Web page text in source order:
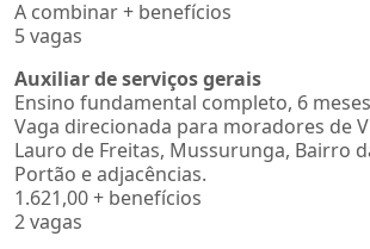
A combinar + benefícios
5 vagas
Auxiliar de serviços gerais
Ensino fundamental completo, 6
Vaga direcionada para moradores de
Lauro de Freitas, Mussurunga, Bairro
Portão e adjacências.
1.621,00 + benefícios
2 vagas